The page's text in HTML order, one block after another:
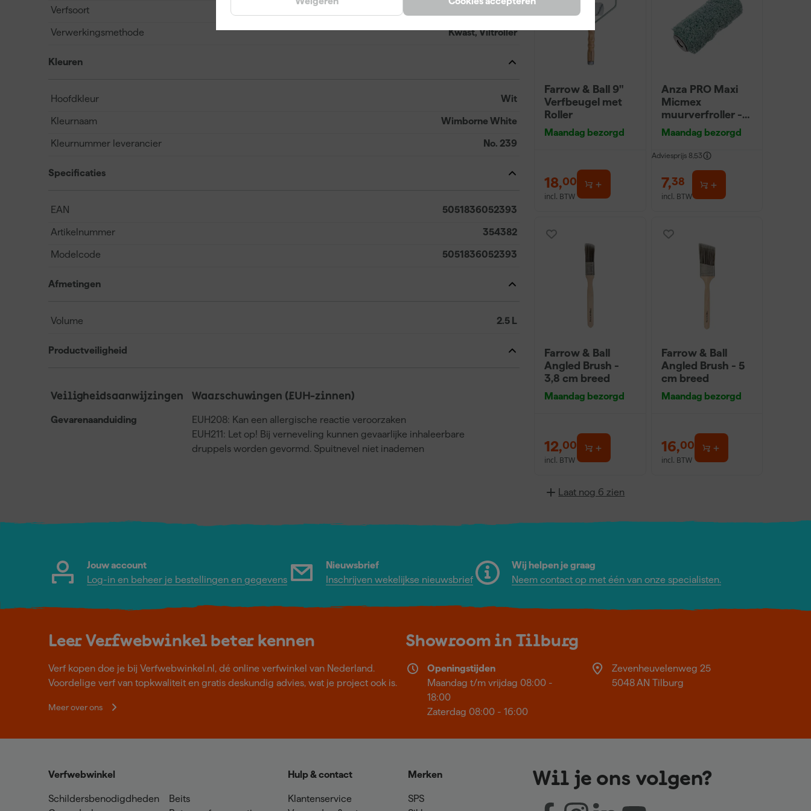
Verfsoort
Verwerkingsmethode Kwast, Viltroller
Kleuren
Hoofdkleur Wit
Kleurnaam Wimborne White
Kleurnummer leverancier No. 239
Specificaties
EAN 5051836052393
Artikelnummer 354382
Modelcode 5051836052393
Afmetingen
Volume 2.5 L
Productveiligheid
Veiligheidsaanwijzingen
Gevarenaanduiding
Waarschuwingen (EUH-zinnen)
EUH208: Kan een allergische reactie veroorzaken
EUH211: Let op! Bij verneveling kunnen gevaarlijke inhaleerbare
druppels worden gevormd. Spuitnevel niet inademen
Farrow & Ball 9"
Verfbeugel met
Roller
Maandag bezorgd
18,00
incl. BTW
Anza PRO Maxi
Micmex
muurverfroller -
18cm
Maandag bezorgd
Adviesprijs 8,53
7,38
incl. BTW
Farrow & Ball
Angled Brush -
3,8 cm breed
Maandag bezorgd
12,00
incl. BTW
Farrow & Ball
Angled Brush - 5
cm breed
Maandag bezorgd
16,00
incl. BTW
Laat nog 6 zien
Jouw account
Log-in en beheer je bestellingen en gegevens
Nieuwsbrief
Inschrijven wekelijkse nieuwsbrief
Wij helpen je graag
Neem contact op met één van onze specialisten.
Leer Verfwebwinkel beter kennen
Verf kopen doe je bij Verfwebwinkel.nl, dé online verfwinkel van Nederland.
Voordelige verf van topkwaliteit en gratis deskundig advies, wat je project ook is.
Meer over ons
Showroom in Tilburg
Openingstijden
Maandag t/m vrijdag 08:00 -
18:00
Zaterdag 08:00 - 16:00
Zevenheuvelenweg 25
5048 AN Tilburg
Verfwebwinkel
Schildersbenodigdheden
Beits
Hulp & contact
Klantenservice
Merken
SPS
Wil je ons volgen?